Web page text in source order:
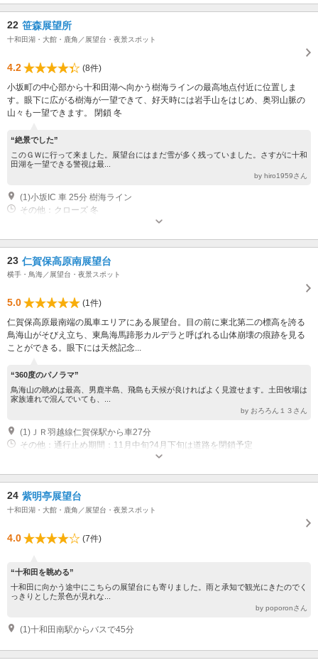
22 笹森展望所
十和田湖・大館・鹿角／展望台・夜景スポット
4.2
(8件)
小坂町の中心部から十和田湖へ向かう樹海ラインの最高地点付近に位置しま
す。眼下に広がる樹海が一望できて、好天時には岩手山をはじめ、奥羽山脈の
山々も一望できます。 閉鎖 冬
“絶景でした”
このＧＷに行って来ました。展望台にはまだ雪が多く残っていました。さすがに十和
田湖を一望できる警視は最...
by hiro1959さん
(1)小坂IC 車 25分 樹海ライン
その他：クローズ 冬
23 仁賀保高原南展望台
横手・鳥海／展望台・夜景スポット
5.0
(1件)
仁賀保高原最南端の風車エリアにある展望台。目の前に東北第二の標高を誇る
鳥海山がそびえ立ち、東鳥海馬蹄形カルデラと呼ばれる山体崩壊の痕跡を見る
ことができる。眼下には天然記念...
“360度のパノラマ”
鳥海山の眺めは最高、男鹿半島、飛島も天候が良ければよく見渡せます。土田牧場は
家族連れで混んでいても、...
by おろろん１３さん
(1)ＪＲ羽越線仁賀保駅から車27分
その他：通行止め期間：11月中旬?4月下旬は道路を閉鎖予定
24 紫明亭展望台
十和田湖・大館・鹿角／展望台・夜景スポット
4.0 (7件)
“十和田を眺める”
十和田に向かう途中にこちらの展望台にも寄りました。雨と承知で観光にきたのでく
っきりとした景色が見れな...
by poporonさん
(1)十和田南駅からバスで45分